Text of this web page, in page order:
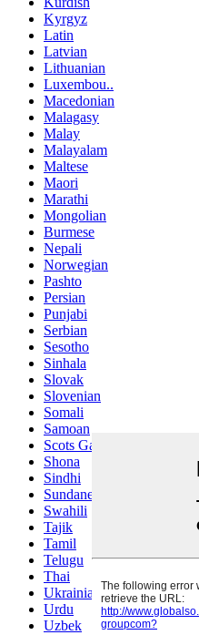
Kyrgyz
Latin
Latvian
Lithuanian
Luxembou..
Macedonian
Malagasy
Malay
Malayalam
Maltese
Maori
Marathi
Mongolian
Burmese
Nepali
Norwegian
Pashto
Persian
Punjabi
Serbian
Sesotho
Sinhala
Slovak
Slovenian
Somali
Samoan
Scots Gaelic
Shona
Sindhi
Sundanese
Swahili
Tajik
Tamil
Telugu
Thai
Ukrainian
Urdu
Uzbek